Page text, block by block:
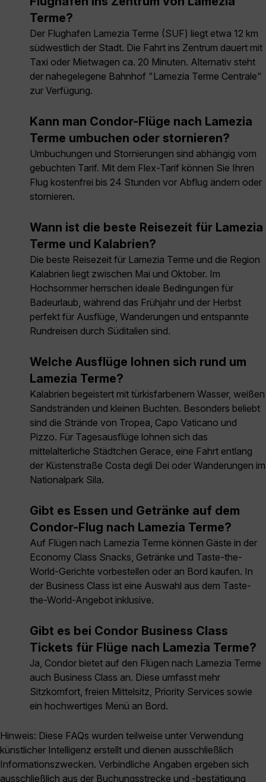
Terme?
Der Flughafen Lamezia Terme (SUF) liegt etwa 12 km
südwestlich der Stadt. Die Fahrt ins Zentrum dauert mit
Taxi oder Mietwagen ca. 20 Minuten. Alternativ steht
der nahegelegene Bahnhof "Lamezia Terme Centrale"
zur Verfügung.
Kann man Condor-Flüge nach Lamezia
Terme umbuchen oder stornieren?
Umbuchungen und Stornierungen sind abhängig vom
gebuchten Tarif. Mit dem Flex-Tarif können Sie Ihren
Flug kostenfrei bis 24 Stunden vor Abflug ändern oder
stornieren.
Wann ist die beste Reisezeit für Lamezia
Terme und Kalabrien?
Die beste Reisezeit für Lamezia Terme und die Region
Kalabrien liegt zwischen Mai und Oktober. Im
Hochsommer herrschen ideale Bedingungen für
Badeurlaub, während das Frühjahr und der Herbst
perfekt für Ausflüge, Wanderungen und entspannte
Rundreisen durch Süditalien sind.
Welche Ausflüge lohnen sich rund um
Lamezia Terme?
Kalabrien begeistert mit türkisfarbenem Wasser, weißen
Sandstränden und kleinen Buchten. Besonders beliebt
sind die Strände von Tropea, Capo Vaticano und
Pizzo. Für Tagesausflüge lohnen sich das
mittelalterliche Städtchen Gerace, eine Fahrt entlang
der Küstenstraße Costa degli Dei oder Wanderungen im
Nationalpark Sila.
Gibt es Essen und Getränke auf dem
Condor-Flug nach Lamezia Terme?
Auf Flügen nach Lamezia Terme können Gäste in der
Economy Class Snacks, Getränke und Taste-the-
World-Gerichte vorbestellen oder an Bord kaufen. In
der Business Class ist eine Auswahl aus dem Taste-
the-World-Angebot inklusive.
Gibt es bei Condor Business Class
Tickets für Flüge nach Lamezia Terme?
Ja, Condor bietet auf den Flügen nach Lamezia Terme
auch Business Class an. Diese umfasst mehr
Sitzkomfort, freien Mittelsitz, Priority Services sowie
ein hochwertiges Menü an Bord.
Hinweis: Diese FAQs wurden teilweise unter Verwendung
künstlicher Intelligenz erstellt und dienen ausschließlich
Informationszwecken. Verbindliche Angaben ergeben sich
ausschließlich aus der Buchungsstrecke und -bestätigung